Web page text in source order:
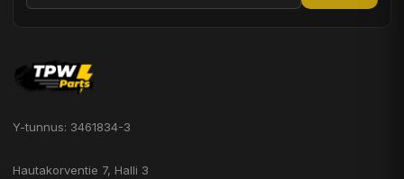
Y-tunnus: 3461834-3
Hautakorventie 7, Halli 3